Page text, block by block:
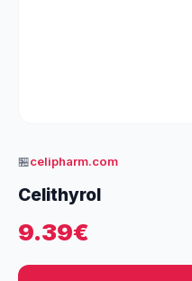
🏪celipharm.com
Celithyrol
9.39€